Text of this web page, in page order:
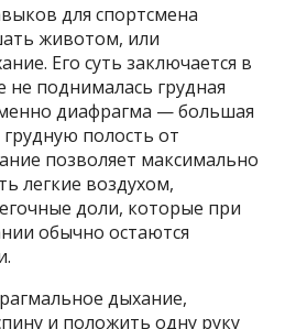
для спортсмена
животом, или
Его суть заключается в
поднималась грудная
диафрагма — большая
полость от
позволяет максимально
легкие воздухом,
доли, которые при
обычно остаются
дыхание,
и положить одну руку